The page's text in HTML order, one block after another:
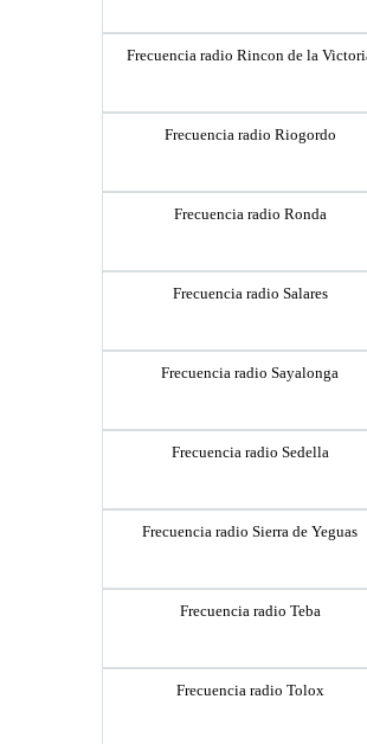
Frecuencia radio Rincon de la
Frecuencia radio Riogordo
Frecuencia radio Ronda
Frecuencia radio Salares
Frecuencia radio Sayalonga
Frecuencia radio Sedella
Frecuencia radio Sierra de Yeguas
Frecuencia radio Teba
Frecuencia radio Tolox